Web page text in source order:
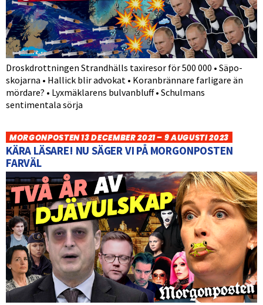
Droskdrottningen Strandhälls taxiresor för 500 000 • Säpo-
skojarna • Hallick blir advokat • Koranbrännare farligare än
mördare? • Lyxmäklarens bulvanbluff • Schulmans
sentimentala sörja
MORGONPOSTEN 13 DECEMBER 2021 – 9 AUGUSTI 2023
KÄRA LÄSARE! NU SÄGER VI PÅ MORGONPOSTEN
FARVÄL